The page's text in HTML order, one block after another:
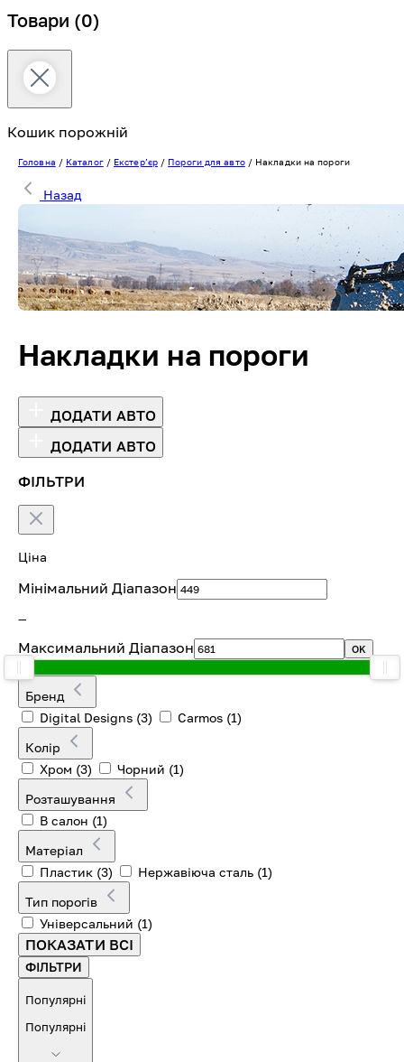
Товари (0)
Кошик порожній
Головна / Каталог/ Екстерʼєр/ Пороги для авто/ Накладки на пороги
Назад
Накладки на пороги
ДОДАТИ АВТО
ДОДАТИ АВТО
ФІЛЬТРИ
Ціна
Мінімальний Діапазон
—
Максимальний Діапазон OK
Бренд
Digital Designs (3) Carmos (1)
Колір
Хром (3) Чорний (1)
Розташування
В салон (1)
Матеріал
Пластик (3) Нержавіюча сталь (1)
Тип порогів
Універсальний (1)
ПОКАЗАТИ ВСІ
ФІЛЬТРИ
Популярні
Популярні